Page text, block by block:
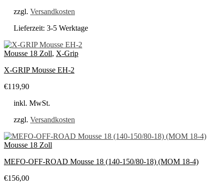
zzgl. Versandkosten
Lieferzeit: 3-5 Werktage
Mousse 18 Zoll, X-Grip
X-GRIP Mousse EH-2
€119,90
inkl. MwSt.
zzgl. Versandkosten
Mousse 18 Zoll
MEFO-OFF-ROAD Mousse 18 (140-150/80-18) (MOM 18-4)
€156,00